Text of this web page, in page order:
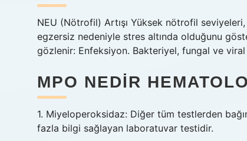
NEU (Nötrofil) Artışı Yüksek nötrofil
egzersiz nedeniyle stres altında olduğunu
gözlenir: Enfeksiyon. Bakteriyel, fungal ve viral
MPO NEDIR
1. Miyeloperoksidaz: Diğer tüm testlerden
fazla bilgi sağlayan laboratuvar testidir.